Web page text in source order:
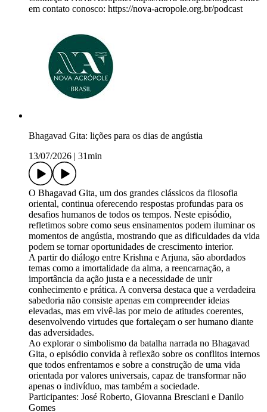
em contato conosco: https://nova-acropole.org.br/podcast
Bhagavad Gita: lições para os dias de angústia
13/07/2026
31min
O Bhagavad Gita, um dos grandes clássicos da filosofia
oriental, continua oferecendo respostas profundas para os
desafios humanos de todos os tempos. Neste episódio,
refletimos sobre como seus ensinamentos podem iluminar os
momentos de angústia, mostrando que as dificuldades da vida
podem se tornar oportunidades de crescimento interior.
A partir do diálogo entre Krishna e Arjuna, são abordados
temas como a imortalidade da alma, a reencarnação, a
importância da ação justa e a necessidade de unir
conhecimento e prática. A conversa destaca que a verdadeira
sabedoria não consiste apenas em compreender ideias
elevadas, mas em vivê-las por meio de atitudes coerentes,
desenvolvendo virtudes que fortaleçam o ser humano diante
das adversidades.
Ao explorar o simbolismo da batalha narrada no Bhagavad
Gita, o episódio convida à reflexão sobre os conflitos internos
que todos enfrentamos e sobre a construção de uma vida
orientada por valores universais, capaz de transformar não
apenas o indivíduo, mas também a sociedade.
Participantes: José Roberto, Giovanna Bresciani e Danilo
Gomes